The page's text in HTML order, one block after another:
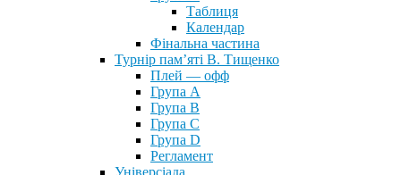
Таблиця
Календар
Фінальна частина
Турнір пам’яті В. Тищенко
Плей — офф
Група А
Група B
Група С
Група D
Регламент
Універсіада